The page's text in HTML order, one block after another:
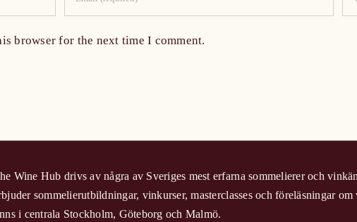
browser for the next time I comment.
Wine Hub drivs av några av Sveriges mest erfarna sommelierer och
sommelierutbildningar, vinkurser, masterclasses och föreläsningar
i centrala Stockholm, Göteborg och Malmö.